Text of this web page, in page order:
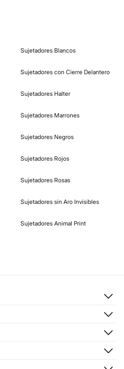
Sujetadores Blancos
Sujetadores con Cierre Delantero
Sujetadores Halter
Sujetadores Marrones
Sujetadores Negros
Sujetadores Rojos
Sujetadores Rosas
Sujetadores sin Aro Invisibles
Sujetadores Animal Print